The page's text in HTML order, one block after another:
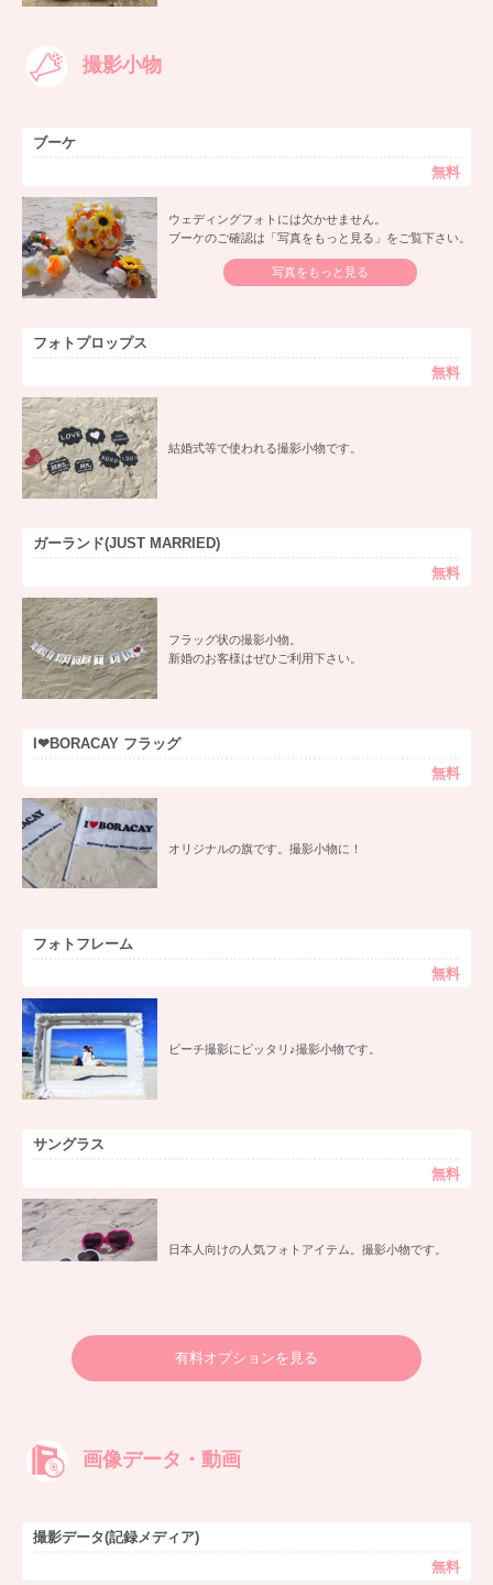
撮影小物
ブーケ
無料
ウェディングフォトには欠かせません。
ブーケのご確認は「写真をもっと見る」をご覧下さい。
写真をもっと見る
フォトプロップス
無料
結婚式等で使われる撮影小物です。
ガーランド(JUST MARRIED)
無料
フラッグ状の撮影小物。
新婚のお客様はぜひご利用下さい。
I❤BORACAY フラッグ
無料
オリジナルの旗です。撮影小物に！
フォトフレーム
無料
ビーチ撮影にピッタリ♪撮影小物です。
サングラス
無料
日本人向けの人気フォトアイテム。撮影小物です。
有料オプションを見る
画像データ・動画
撮影データ(記録メディア)
無料